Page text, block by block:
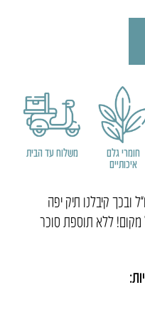
חומרי גלם
איכותיים
משלוח עד הבית
את הבקבוקים לנפח של 10 מ”ל ובכך קיבלנו תיק יפה
ללא תוספת סוכר
: